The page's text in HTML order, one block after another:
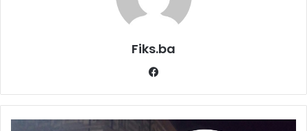
Fiks.ba